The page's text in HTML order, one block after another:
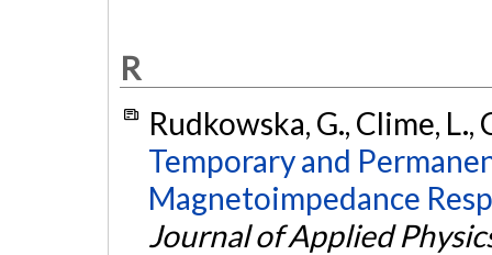
R
Rudkowska, G., Clime, L.,
Temporary and
Magnetoimpedance
Journal of Applied